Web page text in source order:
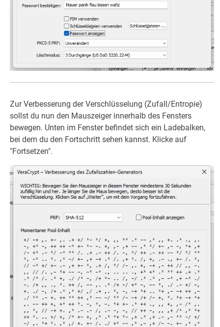
Zur Verbesserung der Verschlüsselung (Zufall/Entropie)
sollst du nun den Mauszeiger innerhalb des Fensters
bewegen. Unten im Fenster befindet sich ein Ladebalken,
bei dem du den Fortschritt sehen kannst. Klicke auf
"Fortsetzen".